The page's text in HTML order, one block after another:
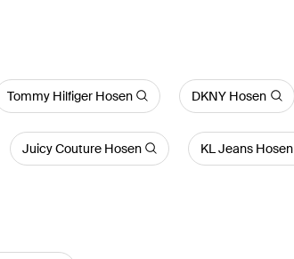
Tommy Hilfiger Hosen DKNY Hosen
Juicy Couture Hosen KL Jeans Hosen